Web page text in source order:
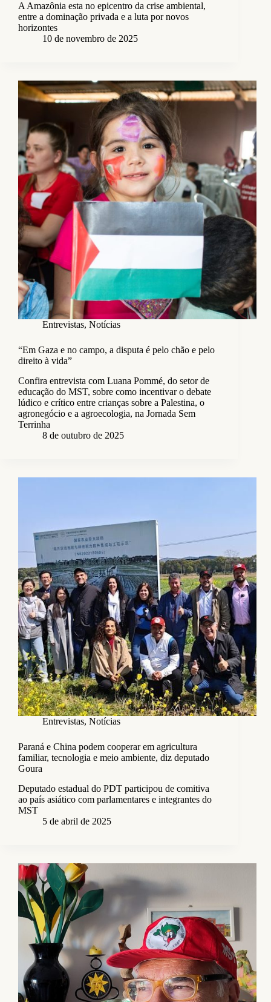
A Amazônia esta no epicentro da crise ambiental,
entre a dominação privada e a luta por novos
horizontes
10 de novembro de 2025
Entrevistas, Notícias
“Em Gaza e no campo, a disputa é pelo chão e pelo
direito à vida”
Confira entrevista com Luana Pommé, do setor de
educação do MST, sobre como incentivar o debate
lúdico e crítico entre crianças sobre a Palestina, o
agronegócio e a agroecologia, na Jornada Sem
Terrinha
8 de outubro de 2025
Entrevistas, Notícias
Paraná e China podem cooperar em agricultura
familiar, tecnologia e meio ambiente, diz deputado
Goura
Deputado estadual do PDT participou de comitiva
ao país asiático com parlamentares e integrantes do
MST
5 de abril de 2025